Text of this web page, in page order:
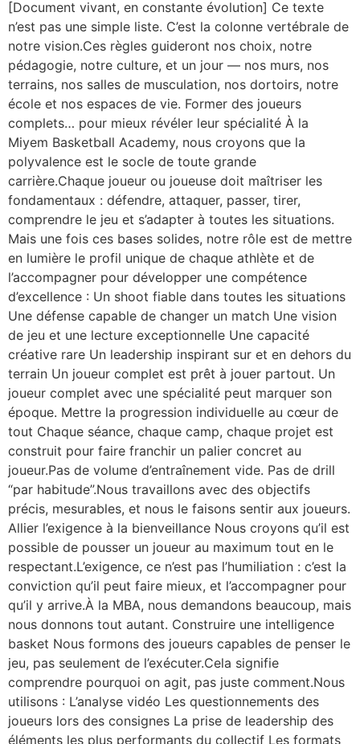
[Document vivant, en constante évolution] Ce texte
n’est pas une simple liste. C’est la colonne vertébrale de
notre vision.Ces règles guideront nos choix, notre
pédagogie, notre culture, et un jour — nos murs, nos
terrains, nos salles de musculation, nos dortoirs, notre
école et nos espaces de vie. Former des joueurs
complets… pour mieux révéler leur spécialité À la
Miyem Basketball Academy, nous croyons que la
polyvalence est le socle de toute grande
carrière.Chaque joueur ou joueuse doit maîtriser les
fondamentaux : défendre, attaquer, passer, tirer,
comprendre le jeu et s’adapter à toutes les situations.
Mais une fois ces bases solides, notre rôle est de mettre
en lumière le profil unique de chaque athlète et de
l’accompagner pour développer une compétence
d’excellence : Un shoot fiable dans toutes les situations
Une défense capable de changer un match Une vision
de jeu et une lecture exceptionnelle Une capacité
créative rare Un leadership inspirant sur et en dehors du
terrain Un joueur complet est prêt à jouer partout. Un
joueur complet avec une spécialité peut marquer son
époque. Mettre la progression individuelle au cœur de
tout Chaque séance, chaque camp, chaque projet est
construit pour faire franchir un palier concret au
joueur.Pas de volume d’entraînement vide. Pas de drill
“par habitude”.Nous travaillons avec des objectifs
précis, mesurables, et nous le faisons sentir aux joueurs.
Allier l’exigence à la bienveillance Nous croyons qu’il est
possible de pousser un joueur au maximum tout en le
respectant.L’exigence, ce n’est pas l’humiliation : c’est la
conviction qu’il peut faire mieux, et l’accompagner pour
qu’il y arrive.À la MBA, nous demandons beaucoup, mais
nous donnons tout autant. Construire une intelligence
basket Nous formons des joueurs capables de penser le
jeu, pas seulement de l’exécuter.Cela signifie
comprendre pourquoi on agit, pas juste comment.Nous
utilisons : L’analyse vidéo Les questionnements des
joueurs lors des consignes La prise de leadership des
éléments les plus performants du collectif Les formats